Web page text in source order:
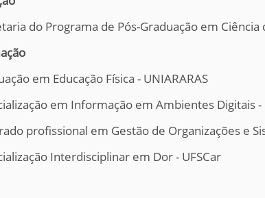
do Programa de Pós-Graduação em
em Educação Física - UNIARARAS
em Informação em Ambientes Digitais -
profissional em Gestão de Organizações e
Interdisciplinar em Dor - UFSCar